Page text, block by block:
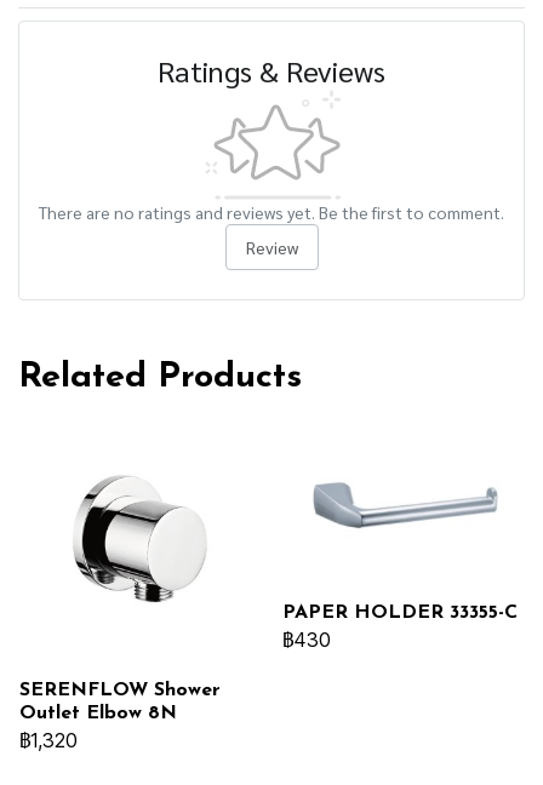
Ratings & Reviews
There are no ratings and reviews yet. Be the first to comment.
Review
Related Products
SERENFLOW Shower
Outlet Elbow 8N
฿1,320
PAPER HOLDER 33355-C
฿430